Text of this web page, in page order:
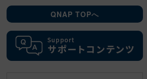
QNAP TOPへ